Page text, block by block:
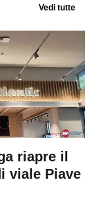
Vedi tutte
riapre il
viale Piave